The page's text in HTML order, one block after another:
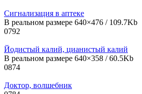
Сигнализация в аптеке
В реальном размере 640×476 / 109.7Kb
0792
Йодистый калий, цианистый калий
В реальном размере 640×358 / 60.5Kb
0874
Доктор, волшебник